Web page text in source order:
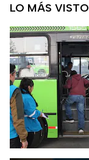
LO MÁS VISTO